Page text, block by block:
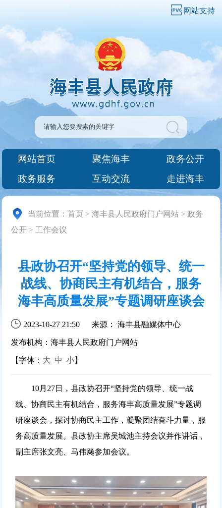
网站支持
网站首页 聚焦海丰
政务公开
政务服务
互动交流 走进海丰
当前位置：首页 >海丰县人民政府门户网站 >政务
公开 > 工作会议
县政协召开“坚持党的领导、统一
战线、协商民主有机结合，服务
海丰高质量发展”专题调研座谈会
2023-10-27 21:50 来源： 海丰县融媒体中心
发布机构：海丰县人民政府门户网站
【字体： 大 中 小】
10月27日，县政协召开“坚持党的领导、统一战
线、协商民主有机结合，服务海丰高质量发展”专题调
研座谈会，探讨协商民主工作，凝聚团结奋斗力量，服
务高质量发展。县政协主席吴城池主持会议并作讲话，
副主席张文亮、马伟飚参加会议。